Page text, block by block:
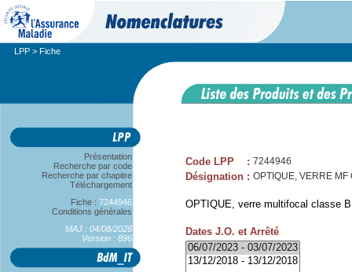
LPP > Fiche
Présentation
Recherche par code
Recherche par chapitre
Téléchargement
Fiche : 7244946
Conditions générales
MAJ : 04/08/2026
Version : 896
Code LPP : 7244946
Désignation : OPTIQUE, VERRE
OPTIQUE, verre multifocal classe
Dates J.O. et Arrêté